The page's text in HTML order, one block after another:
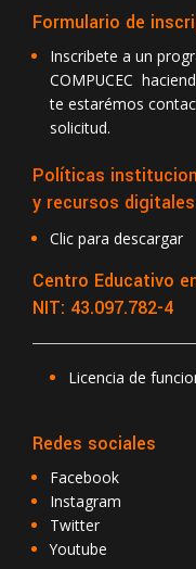
Formulario de
Inscribete a un
COMPUCEC
te estarémos
solicitud.
Políticas
y recursos digitales
Clic para descargar
Centro Educativo
NIT: 43.097.782-4
Licencia de
Redes sociales
Facebook
Instagram
Twitter
Youtube